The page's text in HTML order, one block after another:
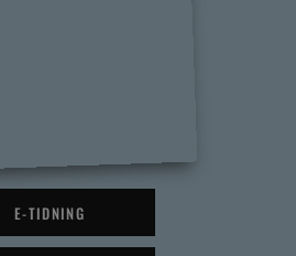
E-TIDNING